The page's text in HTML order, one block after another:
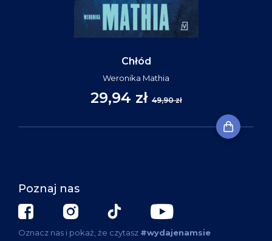
Chłód
Weronika Mathia
29,94 zł 49,90 zł
Poznaj nas
Oznacz nas i pokaż, że czytasz #wydajenamsie